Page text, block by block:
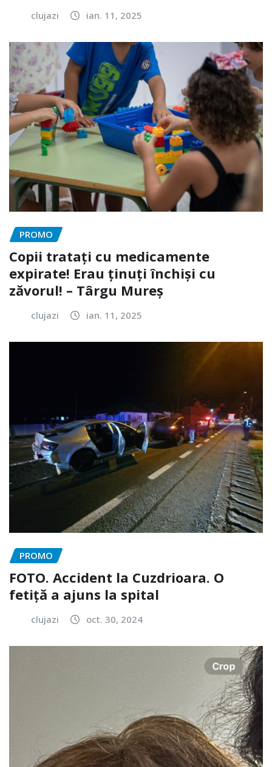
clujazi ian. 11, 2025
PROMO
Copii tratați cu medicamente
expirate! Erau ținuți închiși cu
zăvorul! – Târgu Mureș
clujazi ian. 11, 2025
PROMO
FOTO. Accident la Cuzdrioara. O
fetiță a ajuns la spital
clujazi oct. 30, 2024